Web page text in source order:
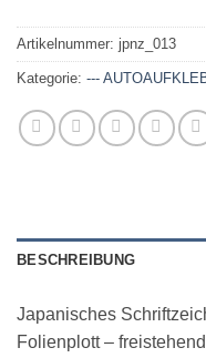
Artikelnummer: jpnz_013
Kategorie: ---
BESCHREIBUNG
Japanisches
Folienplott –